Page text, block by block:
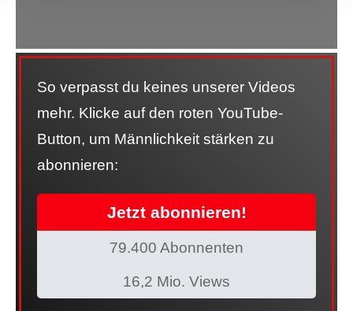
So verpasst du keines unserer Videos
mehr. Klicke auf den roten YouTube-
Button, um Männlichkeit stärken zu
abonnieren:
Jetzt abonnieren!
79.400 Abonnenten
16,2 Mio. Views